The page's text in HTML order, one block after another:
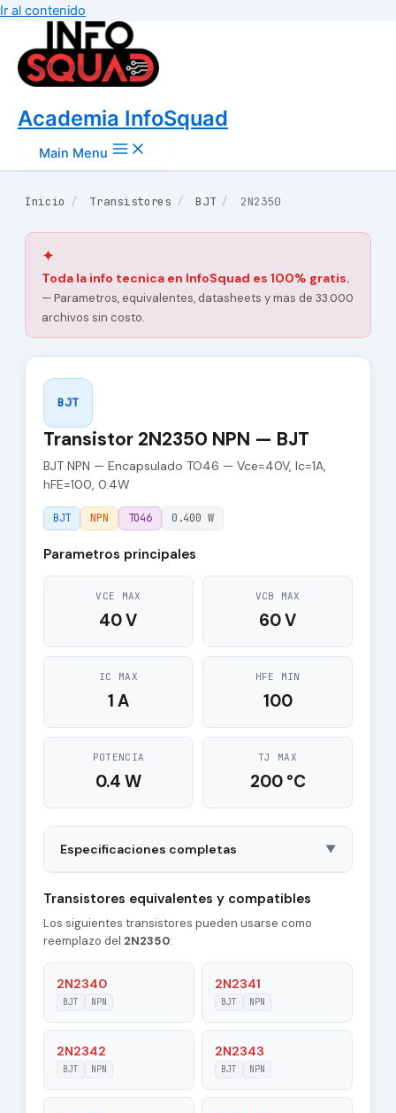
Ir al contenido
Academia InfoSquad
Main Menu
Inicio / Transistores / BJT / 2N2350
✦
Toda la info tecnica en InfoSquad es 100% gratis.
— Parametros, equivalentes, datasheets y mas de 33.000
archivos sin costo.
BJT
Transistor 2N2350 NPN — BJT
BJT NPN — Encapsulado TO46 — Vce=40V, Ic=1A,
hFE=100, 0.4W
BJT NPN TO46 0.400 W
Parametros principales
VCE MAX
40 V
VCB MAX
60 V
IC MAX
1 A
HFE MIN
100
POTENCIA
0.4 W
TJ MAX
200 °C
Especificaciones completas ▼
Polarity NPN
Material of
Transistor
Si
Frequency (ft)
50 MHz
Collector
20 pF
Transistores equivalentes y compatibles
Los siguientes transistores pueden usarse como
reemplazo del 2N2350:
2N2340
BJT NPN
2N2341
BJT NPN
2N2342
BJT NPN
2N2343
BJT NPN